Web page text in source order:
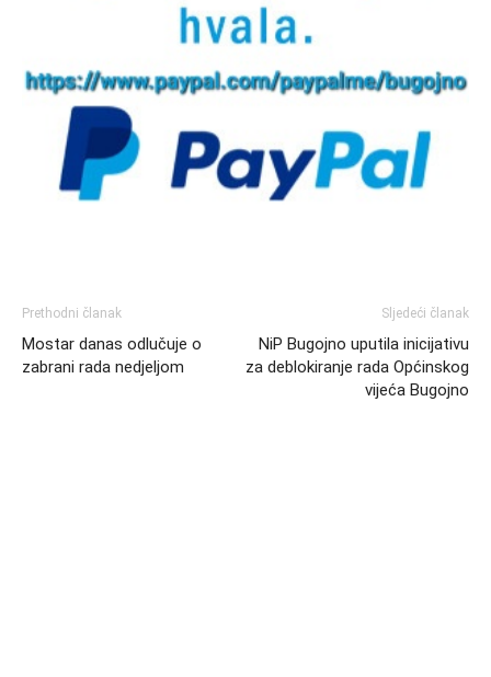
Prethodni članak
Mostar danas odlučuje o
zabrani rada nedjeljom
Sljedeći članak
NiP Bugojno uputila inicijativu
za deblokiranje rada Općinskog
vijeća Bugojno